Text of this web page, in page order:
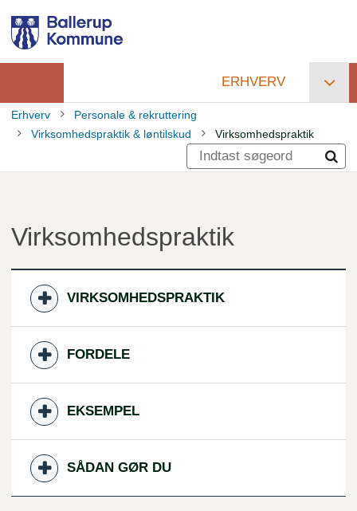
hovedindhold
Primær
navigation
ERHVERV
Brødkrumme
Erhverv
Personale & rekruttering
Virksomhedspraktik & løntilskud
Virksomhedspraktik
Virksomhedspraktik
VIRKSOMHEDSPRAKTIK
FORDELE
EKSEMPEL
SÅDAN GØR DU